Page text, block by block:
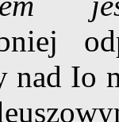
nad Io